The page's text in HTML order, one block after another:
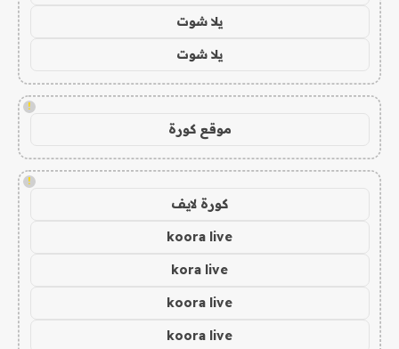
يلا شوت
يلا شوت
!
موقع كورة
!
كورة لايف
koora live
kora live
koora live
koora live